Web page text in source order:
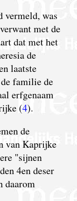
vermeld, was
met de
dat met het
de
laatste
familie de
erfgenaam
(4).
de
van Kaprijke
"sijnen
4en deser
daarom